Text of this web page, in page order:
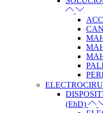
(EbD)